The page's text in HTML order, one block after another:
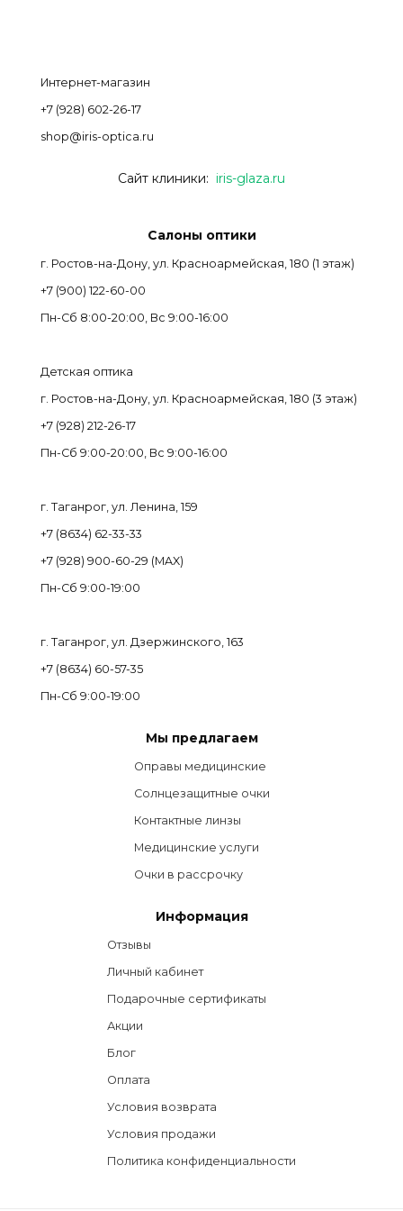
Интернет-магазин
+7 (928) 602-26-17
shop@iris-optica.ru
Сайт клиники: iris-glaza.ru
Салоны оптики
г. Ростов-на-Дону, ул. Красноармейская, 180 (1 этаж)
+7 (900) 122-60-00
Пн-Cб 8:00-20:00, Вс 9:00-16:00
Детская оптика
г. Ростов-на-Дону, ул. Красноармейская, 180 (3 этаж)
+7 (928) 212-26-17
Пн-Cб 9:00-20:00, Вс 9:00-16:00
г. Таганрог, ул. Ленина, 159
+7 (8634) 62-33-33
+7 (928) 900-60-29 (MAX)
Пн-Cб 9:00-19:00
г. Таганрог, ул. Дзержинского, 163
+7 (8634) 60-57-35
Пн-Сб 9:00-19:00
Мы предлагаем
Оправы медицинские
Солнцезащитные очки
Контактные линзы
Медицинские услуги
Очки в рассрочку
Информация
Отзывы
Личный кабинет
Подарочные сертификаты
Акции
Блог
Оплата
Условия возврата
Условия продажи
Политика конфиденциальности